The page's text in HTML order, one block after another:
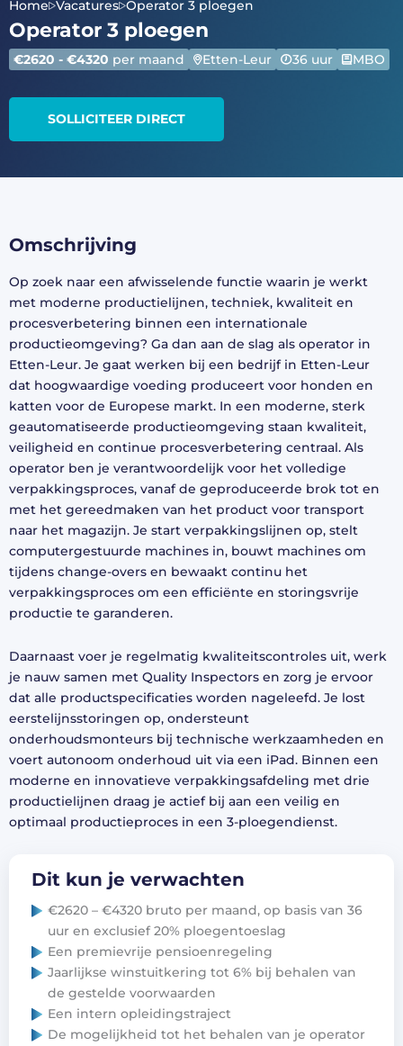
Home Vacatures Operator 3 ploegen
Operator 3 ploegen
€2620 - €4320 per maand Etten-Leur 36 uur MBO
SOLLICITEER DIRECT
Omschrijving
Op zoek naar een afwisselende functie waarin je werkt
met moderne productielijnen, techniek, kwaliteit en
procesverbetering binnen een internationale
productieomgeving? Ga dan aan de slag als operator in
Etten-Leur. Je gaat werken bij een bedrijf in Etten-Leur
dat hoogwaardige voeding produceert voor honden en
katten voor de Europese markt. In een moderne, sterk
geautomatiseerde productieomgeving staan kwaliteit,
veiligheid en continue procesverbetering centraal. Als
operator ben je verantwoordelijk voor het volledige
verpakkingsproces, vanaf de geproduceerde brok tot en
met het gereedmaken van het product voor transport
naar het magazijn. Je start verpakkingslijnen op, stelt
computergestuurde machines in, bouwt machines om
tijdens change-overs en bewaakt continu het
verpakkingsproces om een efficiënte en storingsvrije
productie te garanderen.
Daarnaast voer je regelmatig kwaliteitscontroles uit, werk
je nauw samen met Quality Inspectors en zorg je ervoor
dat alle productspecificaties worden nageleefd. Je lost
eerstelijnsstoringen op, ondersteunt
onderhoudsmonteurs bij technische werkzaamheden en
voert autonoom onderhoud uit via een iPad. Binnen een
moderne en innovatieve verpakkingsafdeling met drie
productielijnen draag je actief bij aan een veilig en
optimaal productieproces in een 3-ploegendienst.
Dit kun je verwachten
€2620 – €4320 bruto per maand, op basis van 36
uur en exclusief 20% ploegentoeslag
Een premievrije pensioenregeling
Jaarlijkse winstuitkering tot 6% bij behalen van
de gestelde voorwaarden
Een intern opleidingstraject
De mogelijkheid tot het behalen van je operator